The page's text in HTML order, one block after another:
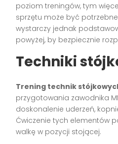
poziom treningów, tym
sprzętu może być
wystarczy jednak
powyżej, by bezpiecznie
Techniki
Trening technik
przygotowania zawodnika
doskonalenie uderzeń,
Ćwiczenie tych elementów
walkę w pozycji stojącej.